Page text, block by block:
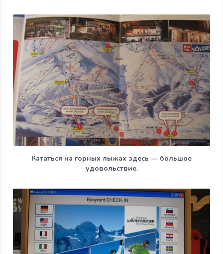
Кататься на горных лыжах здесь — большое
удовольствие.